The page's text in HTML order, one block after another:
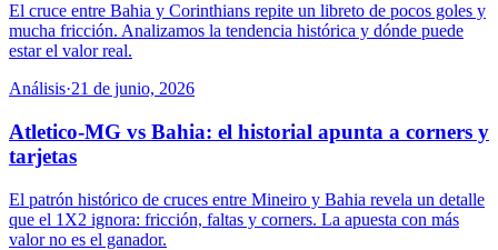
El cruce entre Bahia y Corinthians repite un libreto de pocos goles y
mucha fricción. Analizamos la tendencia histórica y dónde puede
estar el valor real.
Análisis·21 de junio, 2026
Atletico-MG vs Bahia: el historial apunta a corners y
tarjetas
El patrón histórico de cruces entre Mineiro y Bahia revela un detalle
que el 1X2 ignora: fricción, faltas y corners. La apuesta con más
valor no es el ganador.